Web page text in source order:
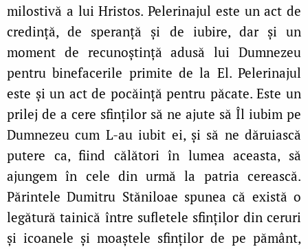
milostivă a lui Hristos. Pelerinajul este un act de
credință, de speranță și de iubire, dar și un
moment de recunoștință adusă lui Dumnezeu
pentru binefacerile primite de la El. Pelerinajul
este și un act de pocăință pentru păcate. Este un
prilej de a cere sfinților să ne ajute să Îl iubim pe
Dumnezeu cum L‑au iubit ei, și să ne dăruiască
putere ca, fiind călători în lumea aceasta, să
ajungem în cele din urmă la patria cerească.
Părintele Dumitru Stăniloae spunea că există o
legătură tainică între sufletele sfinților din ceruri
și icoanele și moaștele sfinților de pe pământ,